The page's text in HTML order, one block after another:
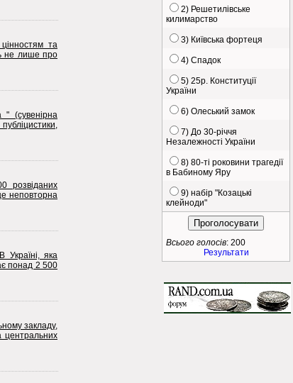
та
не лише про
" (сувенірна
розвіданих
неповторна
Україні, яка
понад 2 500
закладу,
центральних
2) Решетилівське
килимарство
3) Київська фортеця
4) Спадок
5) 25р. Конституції
України
6) Олеський замок
7) До 30-річчя
Незалежності України
8) 80-ті роковини трагедії
в Бабиному Яру
9) набір "Козацькі
клейноди"
Всього голосів: 200
Результати